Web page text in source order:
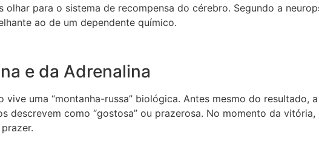
olhar para o sistema de recompensa do cérebro. Segundo a
ao de um dependente químico.
e da Adrenalina
vive uma “montanha-russa” biológica. Antes mesmo do resultado,
descrevem como “gostosa” ou prazerosa. No momento da